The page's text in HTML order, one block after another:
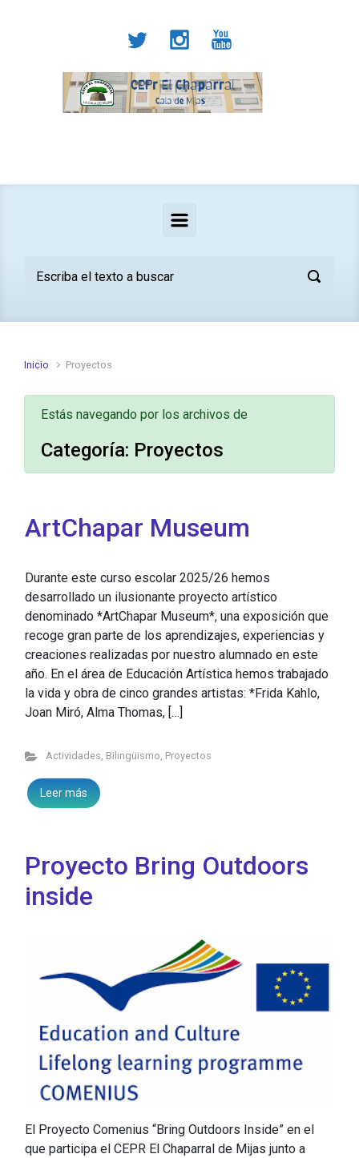
Inicio Proyectos
Estás navegando por los archivos de
Categoría: Proyectos
ArtChapar Museum
Durante este curso escolar 2025/26 hemos
desarrollado un ilusionante proyecto artístico
denominado *ArtChapar Museum*, una exposición que
recoge gran parte de los aprendizajes, experiencias y
creaciones realizadas por nuestro alumnado en este
año. En el área de Educación Artística hemos trabajado
la vida y obra de cinco grandes artistas: *Frida Kahlo,
Joan Miró, Alma Thomas, […]
Actividades, Bilingüismo, Proyectos
Leer más
Proyecto Bring Outdoors
inside
El Proyecto Comenius “Bring Outdoors Inside” en el
que participa el CEPR El Chaparral de Mijas junto a